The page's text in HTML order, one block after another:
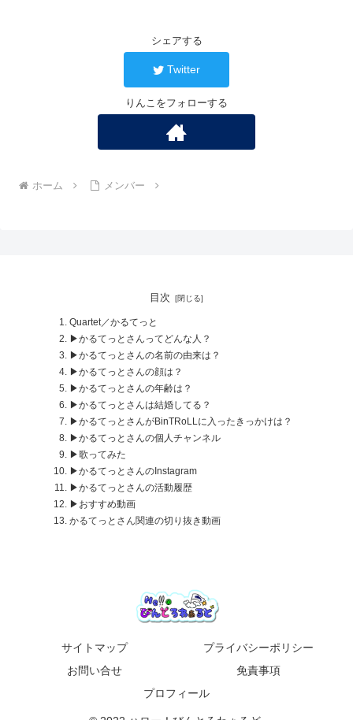
シェアする
Twitter
りんこをフォローする
ホーム メンバー
目次
Quartet／かるてっと
▶かるてっとさんってどんな人？
▶かるてっとさんの名前の由来は？
▶かるてっとさんの顔は？
▶かるてっとさんの年齢は？
▶かるてっとさんは結婚してる？
▶かるてっとさんがBinTRoLLに入ったきっかけは？
▶かるてっとさんの個人チャンネル
▶歌ってみた
▶かるてっとさんのInstagram
▶かるてっとさんの活動履歴
▶おすすめ動画
かるてっとさん関連の切り抜き動画
サイトマップ
プライバシーポリシー
お問い合せ
免責事項
プロフィール